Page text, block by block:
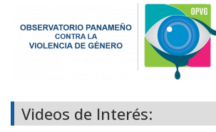
Videos de Interés: